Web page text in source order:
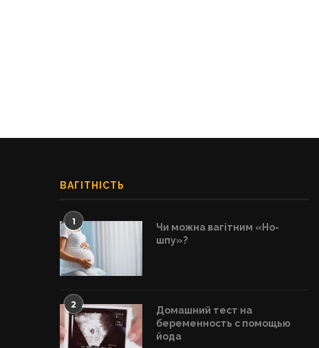
ВАГІТНІСТЬ
1
Чи можна вагітним «Но-
шпу»?
2
Домашний тест на
беременность с помощью
йода